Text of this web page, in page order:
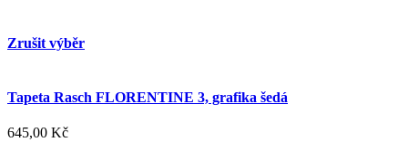
Zrušit výběr
Tapeta Rasch FLORENTINE 3, grafika šedá
645,00 Kč